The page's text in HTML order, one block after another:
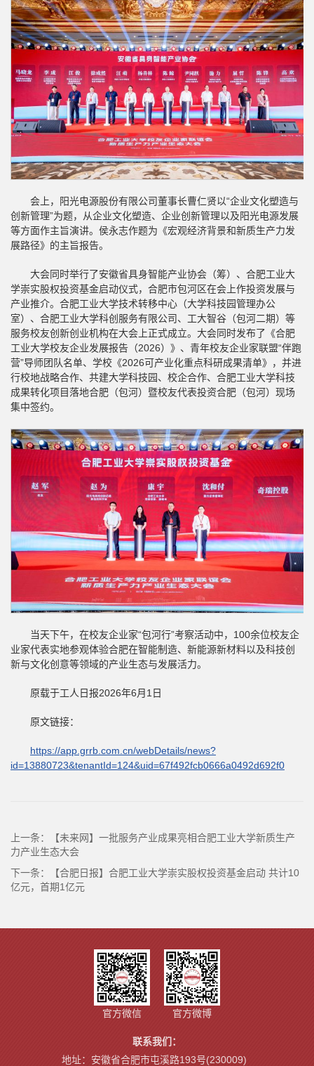
会上，阳光电源股份有限公司董事长曹仁贤以“企业文化塑造与
创新管理”为题，从企业文化塑造、企业创新管理以及阳光电源发展
等方面作主旨演讲。侯永志作题为《宏观经济背景和新质生产力发
展路径》的主旨报告。
大会同时举行了安徽省具身智能产业协会（筹）、合肥工业大
学崇实股权投资基金启动仪式，合肥市包河区在会上作投资发展与
产业推介。合肥工业大学技术转移中心（大学科技园管理办公
室）、合肥工业大学科创服务有限公司、工大智谷（包河二期）等
服务校友创新创业机构在大会上正式成立。大会同时发布了《合肥
工业大学校友企业发展报告（2026）》、青年校友企业家联盟“伴跑
营”导师团队名单、学校《2026可产业化重点科研成果清单》，并进
行校地战略合作、共建大学科技园、校企合作、合肥工业大学科技
成果转化项目落地合肥（包河）暨校友代表投资合肥（包河）现场
集中签约。
当天下午，在校友企业家“包河行”考察活动中，100余位校友企
业家代表实地参观体验合肥在智能制造、新能源新材料以及科技创
新与文化创意等领域的产业生态与发展活力。
原载于工人日报2026年6月1日
原文链接：
https://app.grrb.com.cn/webDetails/news?
id=13880723&tenantId=124&uid=67f492fcb0666a0492d692f0
上一条：
【未来网】一批服务产业成果亮相合肥工业大学新质生产
力产业生态大会
下一条：
【合肥日报】合肥工业大学崇实股权投资基金启动 共计10
亿元，首期1亿元
官方微信 官方微博
联系我们：
地址：安徽省合肥市屯溪路193号(230009)